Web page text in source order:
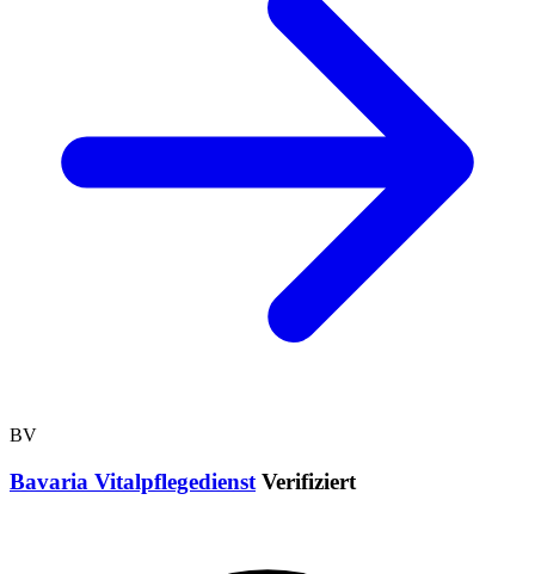
BV
Bavaria Vitalpflegedienst Verifiziert